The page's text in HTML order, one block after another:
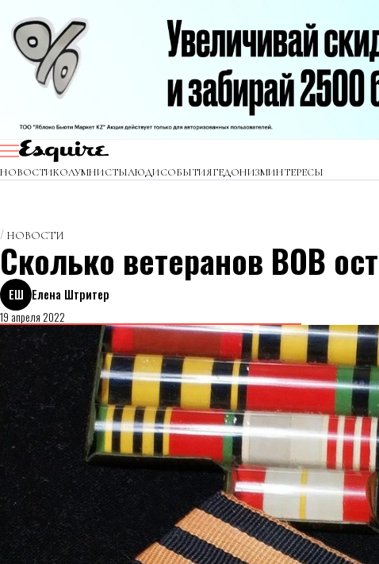
НОВОСТИКОЛУМНИСТЫЛЮДИСОБЫТИЯГЕДОНИЗМИНТЕРЕСЫ
НОВОСТИ
Сколько ветеранов ВОВ
ЕШ Елена Штритер
19 апреля 2022